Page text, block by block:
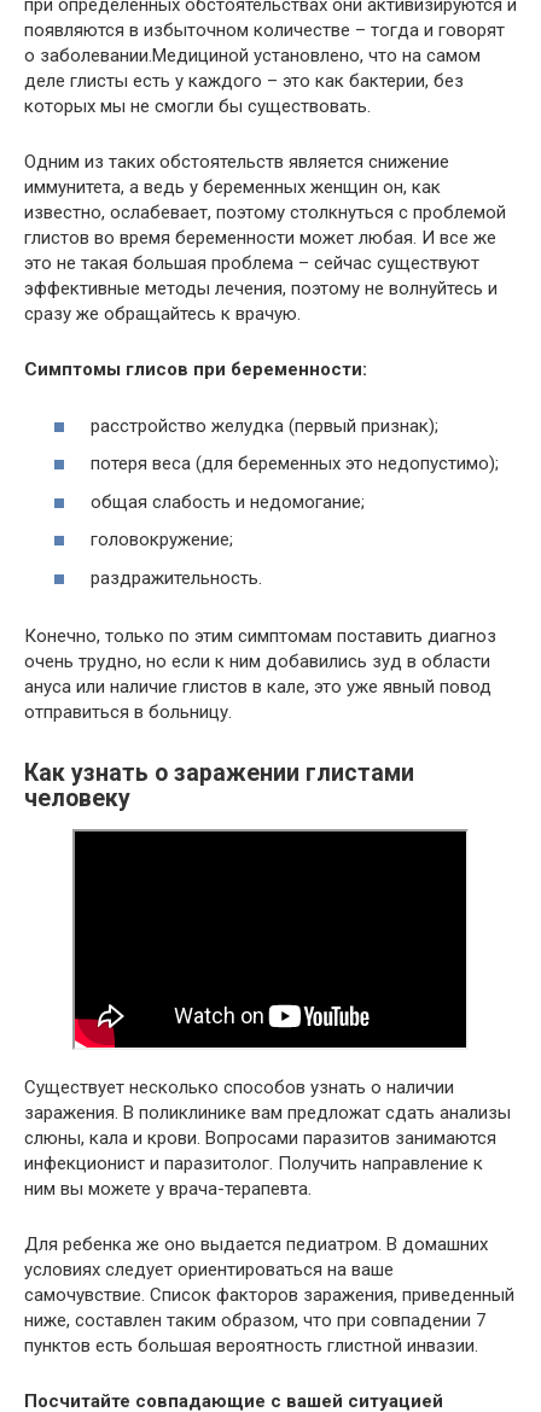
при определенных обстоятельствах они активизируются и
появляются в избыточном количестве – тогда и говорят
о заболевании.Медициной установлено, что на самом
деле глисты есть у каждого – это как бактерии, без
которых мы не смогли бы существовать.
Одним из таких обстоятельств является снижение
иммунитета, а ведь у беременных женщин он, как
известно, ослабевает, поэтому столкнуться с проблемой
глистов во время беременности может любая. И все же
это не такая большая проблема – сейчас существуют
эффективные методы лечения, поэтому не волнуйтесь и
сразу же обращайтесь к врачую.
Симптомы глисов при беременности:
расстройство желудка (первый признак);
потеря веса (для беременных это недопустимо);
общая слабость и недомогание;
головокружение;
раздражительность.
Конечно, только по этим симптомам поставить диагноз
очень трудно, но если к ним добавились зуд в области
ануса или наличие глистов в кале, это уже явный повод
отправиться в больницу.
Как узнать о заражении глистами
человеку
Существует несколько способов узнать о наличии
заражения. В поликлинике вам предложат сдать анализы
слюны, кала и крови. Вопросами паразитов занимаются
инфекционист и паразитолог. Получить направление к
ним вы можете у врача-терапевта.
Для ребенка же оно выдается педиатром. В домашних
условиях следует ориентироваться на ваше
самочувствие. Список факторов заражения, приведенный
ниже, составлен таким образом, что при совпадении 7
пунктов есть большая вероятность глистной инвазии.
Посчитайте совпадающие с вашей ситуацией